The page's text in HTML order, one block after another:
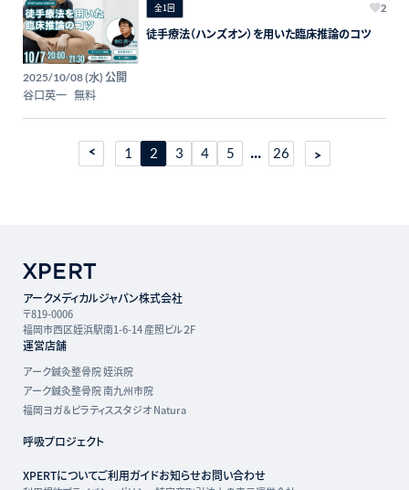
全1回 2
徒手療法（ハンズオン）を用いた臨床推論のコツ
2025/10/08 (水) 公開
谷口英一 無料
1 2 3 4 5 ... 26
アークメディカルジャパン株式会社
〒819-0006
福岡市西区姪浜駅南1-6-14 産照ビル２F
運営店舗
アーク鍼灸整骨院 姪浜院
アーク鍼灸整骨院 南九州市院
福岡ヨガ＆ピラティススタジオ Natura
呼吸プロジェクト
XPERTについてご利用ガイドお知らせお問い合わせ